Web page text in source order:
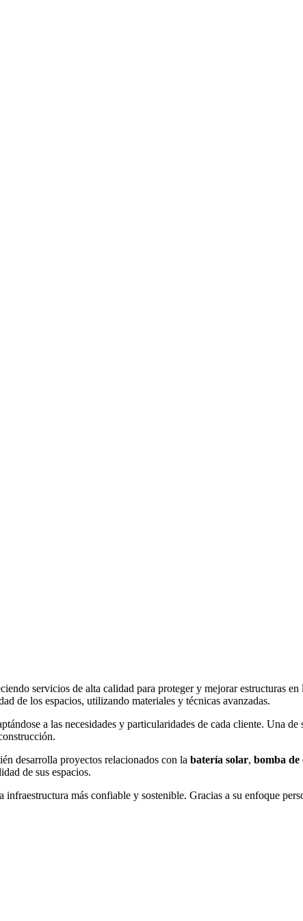
servicios de alta calidad para proteger y mejorar estructuras
de los espacios, utilizando materiales y técnicas avanzadas.
a las necesidades y particularidades de cada cliente. Una
desarrolla proyectos relacionados con la batería solar, bomba de
de sus espacios.
infraestructura más confiable y sostenible. Gracias a su enfoque